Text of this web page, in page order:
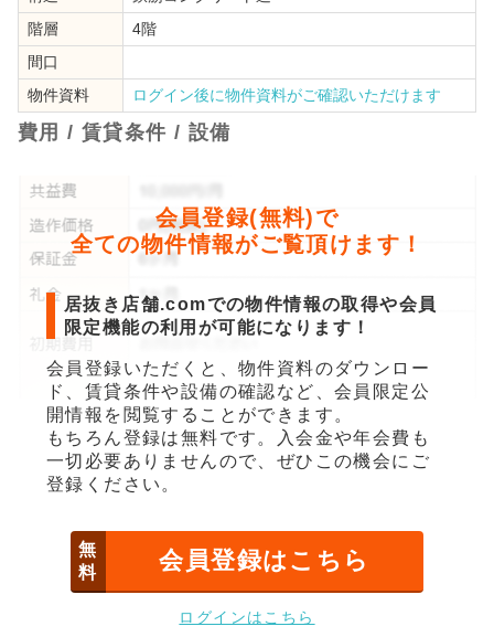
階層
4階
間口
物件資料
ログイン後に物件資料がご確認いただけます
費用 / 賃貸条件 / 設備
会員登録(無料)で
全ての物件情報がご覧頂けます！
居抜き店舗.comでの物件情報の取得や会員
限定機能の利用が可能になります！
会員登録いただくと、物件資料のダウンロー
ド、賃貸条件や設備の確認など、会員限定公
開情報を閲覧することができます。
もちろん登録は無料です。入会金や年会費も
一切必要ありませんので、ぜひこの機会にご
登録ください。
無
料
会員登録はこちら
ログインはこちら